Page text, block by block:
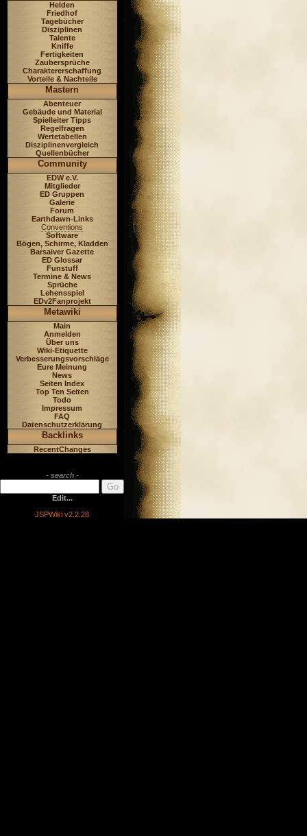
Helden
Friedhof
Tagebücher
Disziplinen
Talente
Kniffe
Fertigkeiten
Zaubersprüche
Charaktererschaffung
Vorteile & Nachteile
Mastern
Abenteuer
Gebäude und Material
Spielleiter Tipps
Regelfragen
Wertetabellen
Disziplinenvergleich
Quellenbücher
Community
EDW e.V.
Mitglieder
ED Gruppen
Galerie
Forum
Earthdawn-Links
Conventions
Software
Bögen, Schirme, Kladden
Barsaiver Gazette
ED Glossar
Funstuff
Termine & News
Sprüche
Lehensspiel
EDv2Fanprojekt
Metawiki
Main
Anmelden
Über uns
Wiki-Etiquette
Verbesserungsvorschläge
Eure Meinung
News
Seiten Index
Top Ten Seiten
Todo
Impressum
FAQ
Datenschutzerklärung
Backlinks
RecentChanges
- search -
Edit...
JSPWiki v2.2.28